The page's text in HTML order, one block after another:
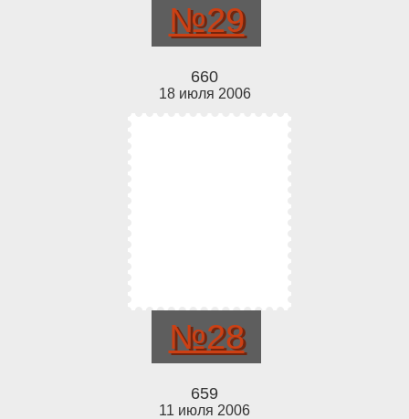
№29
660
18 июля 2006
№28
659
11 июля 2006